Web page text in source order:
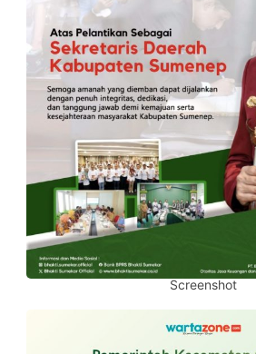
Screenshot